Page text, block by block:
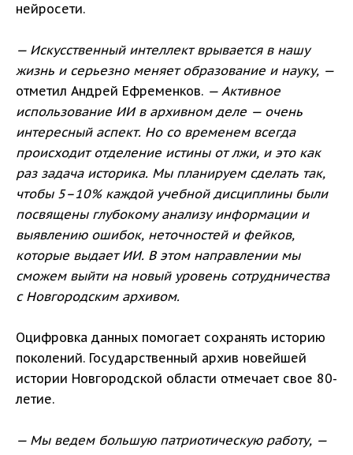
нейросети.
— Искусственный интеллект врывается в нашу
жизнь и серьезно меняет образование и науку, —
отметил Андрей Ефременков. — Активное
использование ИИ в архивном деле — очень
интересный аспект. Но со временем всегда
происходит отделение истины от лжи, и это как
раз задача историка. Мы планируем сделать так,
чтобы 5–10% каждой учебной дисциплины были
посвящены глубокому анализу информации и
выявлению ошибок, неточностей и фейков,
которые выдает ИИ. В этом направлении мы
сможем выйти на новый уровень сотрудничества
с Новгородским архивом.
Оцифровка данных помогает сохранять историю
поколений. Государственный архив новейшей
истории Новгородской области отмечает свое 80-
летие.
— Мы ведем большую патриотическую работу, —